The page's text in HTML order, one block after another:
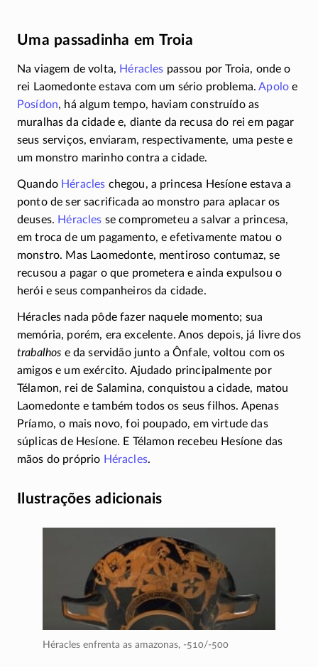
Uma passadinha em Troia
Na viagem de volta, Héracles passou por Troia, onde o
rei Laomedonte estava com um sério problema.Apolo e
Posídon, há algum tempo, haviam construído as
muralhas da cidade e, diante da recusa do rei em pagar
seus serviços, enviaram, respectivamente, uma peste e
um monstro marinho contra a cidade.
Quando Héracles chegou, a princesa Hesíone estava a
ponto de ser sacrificada ao monstro para aplacar os
deuses. Héracles se comprometeu a salvar a princesa,
em troca de um pagamento, e efetivamente matou o
monstro. Mas Laomedonte, mentiroso contumaz, se
recusou a pagar o que prometera e ainda expulsou o
herói e seus companheiros da cidade.
Héracles nada pôde fazer naquele momento; sua
memória, porém, era excelente. Anos depois, já livre dos
trabalhos e da servidão junto a Ônfale, voltou com os
amigos e um exército. Ajudado principalmente por
Télamon, rei de Salamina, conquistou a cidade, matou
Laomedonte e também todos os seus filhos. Apenas
Príamo, o mais novo, foi poupado, em virtude das
súplicas de Hesíone. E Télamon recebeu Hesíone das
mãos do próprio Héracles.
Ilustrações adicionais
Héracles enfrenta as amazonas, -510/-500